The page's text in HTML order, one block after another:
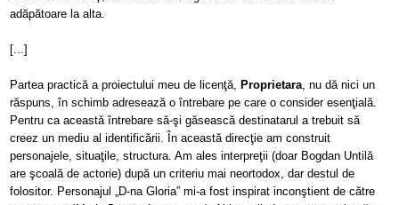
adăpătoare la alta.
[...]
Partea practică a proiectului meu de licenţă, Proprietara , nu dă nici un
răspuns, în schimb adresează o întrebare pe care o consider esenţială.
Pentru ca această întrebare să-şi găsească destinatarul a trebuit să
creez un mediu al identificării. În această direcţie am construit
personajele, situaţile, structura. Am ales interpreţii (doar Bogdan Untilă
are şcoală de actorie) după un criteriu mai neortodox, dar destul de
folositor. Personajul „D-na Gloria” mi-a fost inspirat inconştient de către